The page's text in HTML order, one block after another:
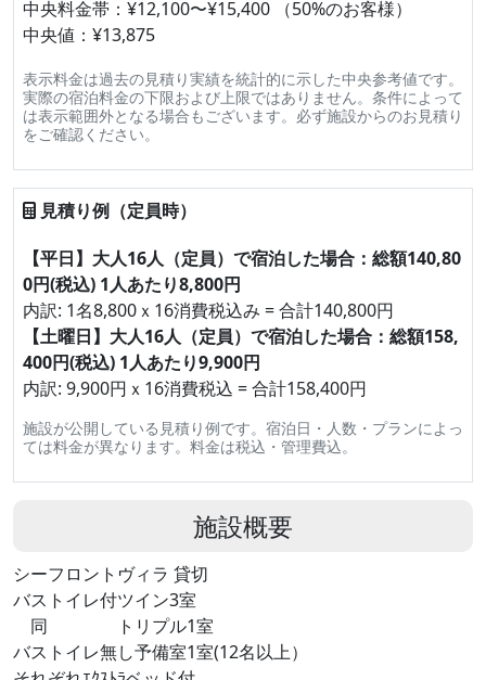
中央料金帯：¥12,100〜¥15,400 （50%のお客様）
中央値：¥13,875
表示料金は過去の見積り実績を統計的に示した中央参考値です。
実際の宿泊料金の下限および上限ではありません。条件によって
は表示範囲外となる場合もございます。必ず施設からのお見積り
をご確認ください。
見積り例（定員時）
【平日】大人16人（定員）で宿泊した場合：総額140,80
0円(税込) 1人あたり8,800円
内訳: 1名8,800ｘ16消費税込み = 合計140,800円
【土曜日】大人16人（定員）で宿泊した場合：総額158,
400円(税込) 1人あたり9,900円
内訳: 9,900円ｘ16消費税込 = 合計158,400円
施設が公開している見積り例です。宿泊日・人数・プランによっ
ては料金が異なります。料金は税込・管理費込。
施設概要
シーフロントヴィラ 貸切
バストイレ付ツイン3室
同 トリプル1室
バストイレ無し予備室1室(12名以上）